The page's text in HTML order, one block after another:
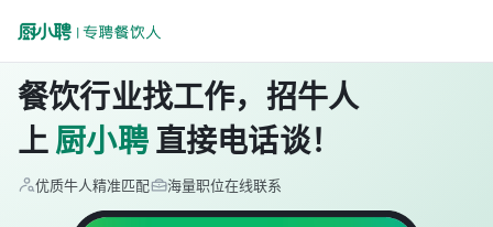
餐饮行业找工作，招牛人
上 厨小聘 直接电话谈！
优质牛人精准匹配 海量职位在线联系